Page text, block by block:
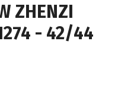
ZHENZI
- 42/44